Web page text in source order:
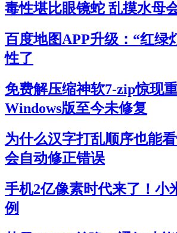
毒性堪比眼镜蛇 乱摸水母
百度地图APP升级：“红绿
性了
免费解压缩神软7-zip惊现
Windows版至今未修复
为什么汉字打乱顺序也能
会自动修正错误
手机2亿像素时代来了！小
例